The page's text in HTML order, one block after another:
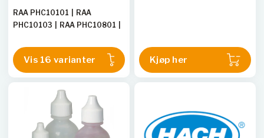
område fra 2-14. Gelbasert
elektrode med Ag/AgCl
Liquid junction.
Temperaturområde 0-50°C
RAA PHC10101
RAA
PHC10103
RAA PHC10801
PHC20103|RAA PHC28101|
RAA PHC28103 |RAA
PHC30101|RAA PHC30103
PHC705A01
RAA PHC72501
RAA PHC72901
PHC73501
RAA PHC74501
RAA PHC80501
Vis 16 varianter Kjøp her